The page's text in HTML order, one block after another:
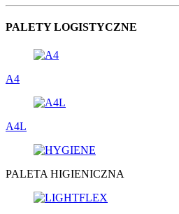
PALETY LOGISTYCZNE
A4
A4L
PALETA HIGIENICZNA